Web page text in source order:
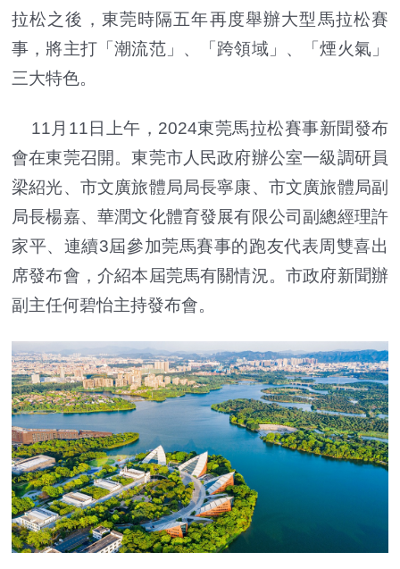
拉松之後，東莞時隔五年再度舉辦大型馬拉松賽
事，將主打「潮流范」、「跨領域」、「煙火氣」
三大特色。
11月11日上午，2024東莞馬拉松賽事新聞發布
會在東莞召開。東莞市人民政府辦公室一級調研員
梁紹光、市文廣旅體局局長寧康、市文廣旅體局副
局長楊嘉、華潤文化體育發展有限公司副總經理許
家平、連續3屆參加莞馬賽事的跑友代表周雙喜出
席發布會，介紹本屆莞馬有關情況。市政府新聞辦
副主任何碧怡主持發布會。